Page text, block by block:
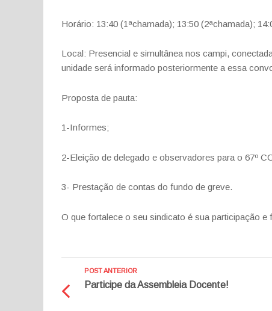
Horário: 13:40 (1ªchamada); 13:50 (2ªchamada);
Local: Presencial e simultânea nos campi,
unidade será informado posteriormente a essa
Proposta de pauta:
1-Informes;
2-Eleição de delegado e observadores para o 67º
3- Prestação de contas do fundo de greve.
O que fortalece o seu sindicato é sua participação
POST ANTERIOR
Participe da Assembleia Docente!